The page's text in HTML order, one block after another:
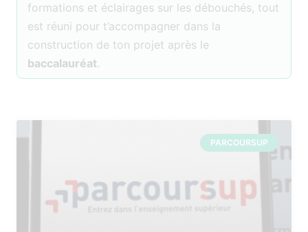
formations et éclairages sur les débouchés, tout
est réuni pour t’accompagner dans la
construction de ton projet après le
baccalauréat.
PARCOURSUP